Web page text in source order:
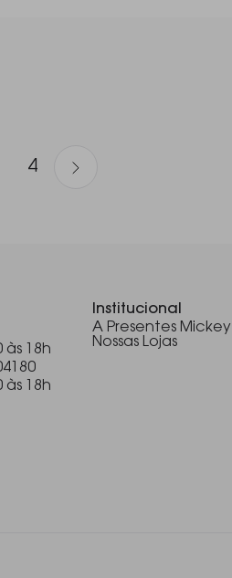
4
às 18h
às 18h
Institucional
A Presentes Mickey
Nossas Lojas